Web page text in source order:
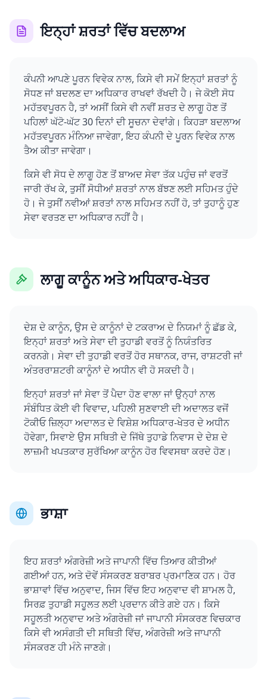
ਇਨ੍ਹਾਂ ਸ਼ਰਤਾਂ ਵਿੱਚ ਬਦਲਾਅ
ਕੰਪਨੀ ਆਪਣੇ ਪੂਰਨ ਵਿਵੇਕ ਨਾਲ, ਕਿਸੇ ਵੀ ਸਮੇਂ ਇਨ੍ਹਾਂ ਸ਼ਰਤਾਂ ਨੂੰ
ਸੋਧਣ ਜਾਂ ਬਦਲਣ ਦਾ ਅਧਿਕਾਰ ਰਾਖਵਾਂ ਰੱਖਦੀ ਹੈ। ਜੇ ਕੋਈ ਸੋਧ
ਮਹੱਤਵਪੂਰਨ ਹੈ, ਤਾਂ ਅਸੀਂ ਕਿਸੇ ਵੀ ਨਵੀਂ ਸ਼ਰਤ ਦੇ ਲਾਗੂ ਹੋਣ ਤੋਂ
ਪਹਿਲਾਂ ਘੱਟੋ-ਘੱਟ 30 ਦਿਨਾਂ ਦੀ ਸੂਚਨਾ ਦੇਵਾਂਗੇ। ਕਿਹੜਾ ਬਦਲਾਅ
ਮਹੱਤਵਪੂਰਨ ਮੰਨਿਆ ਜਾਵੇਗਾ, ਇਹ ਕੰਪਨੀ ਦੇ ਪੂਰਨ ਵਿਵੇਕ ਨਾਲ
ਤੈਅ ਕੀਤਾ ਜਾਵੇਗਾ।
ਕਿਸੇ ਵੀ ਸੋਧ ਦੇ ਲਾਗੂ ਹੋਣ ਤੋਂ ਬਾਅਦ ਸੇਵਾ ਤੱਕ ਪਹੁੰਚ ਜਾਂ ਵਰਤੋਂ
ਜਾਰੀ ਰੱਖ ਕੇ, ਤੁਸੀਂ ਸੋਧੀਆਂ ਸ਼ਰਤਾਂ ਨਾਲ ਬੱਝਣ ਲਈ ਸਹਿਮਤ ਹੁੰਦੇ
ਹੋ। ਜੇ ਤੁਸੀਂ ਨਵੀਆਂ ਸ਼ਰਤਾਂ ਨਾਲ ਸਹਿਮਤ ਨਹੀਂ ਹੋ, ਤਾਂ ਤੁਹਾਨੂੰ ਹੁਣ
ਸੇਵਾ ਵਰਤਣ ਦਾ ਅਧਿਕਾਰ ਨਹੀਂ ਹੈ।
ਲਾਗੂ ਕਾਨੂੰਨ ਅਤੇ ਅਧਿਕਾਰ-ਖੇਤਰ
ਦੇਸ਼ ਦੇ ਕਾਨੂੰਨ, ਉਸ ਦੇ ਕਾਨੂੰਨਾਂ ਦੇ ਟਕਰਾਅ ਦੇ ਨਿਯਮਾਂ ਨੂੰ ਛੱਡ ਕੇ,
ਇਨ੍ਹਾਂ ਸ਼ਰਤਾਂ ਅਤੇ ਸੇਵਾ ਦੀ ਤੁਹਾਡੀ ਵਰਤੋਂ ਨੂੰ ਨਿਯੰਤਰਿਤ
ਕਰਨਗੇ। ਸੇਵਾ ਦੀ ਤੁਹਾਡੀ ਵਰਤੋਂ ਹੋਰ ਸਥਾਨਕ, ਰਾਜ, ਰਾਸ਼ਟਰੀ ਜਾਂ
ਅੰਤਰਰਾਸ਼ਟਰੀ ਕਾਨੂੰਨਾਂ ਦੇ ਅਧੀਨ ਵੀ ਹੋ ਸਕਦੀ ਹੈ।
ਇਨ੍ਹਾਂ ਸ਼ਰਤਾਂ ਜਾਂ ਸੇਵਾ ਤੋਂ ਪੈਦਾ ਹੋਣ ਵਾਲਾ ਜਾਂ ਉਨ੍ਹਾਂ ਨਾਲ
ਸੰਬੰਧਿਤ ਕੋਈ ਵੀ ਵਿਵਾਦ, ਪਹਿਲੀ ਸੁਣਵਾਈ ਦੀ ਅਦਾਲਤ ਵਜੋਂ
ਟੋਕੀਓ ਜ਼ਿਲ੍ਹਾ ਅਦਾਲਤ ਦੇ ਵਿਸ਼ੇਸ਼ ਅਧਿਕਾਰ-ਖੇਤਰ ਦੇ ਅਧੀਨ
ਹੋਵੇਗਾ, ਸਿਵਾਏ ਉਸ ਸਥਿਤੀ ਦੇ ਜਿੱਥੇ ਤੁਹਾਡੇ ਨਿਵਾਸ ਦੇ ਦੇਸ਼ ਦੇ
ਲਾਜ਼ਮੀ ਖਪਤਕਾਰ ਸੁਰੱਖਿਆ ਕਾਨੂੰਨ ਹੋਰ ਵਿਵਸਥਾ ਕਰਦੇ ਹੋਣ।
ਭਾਸ਼ਾ
ਇਹ ਸ਼ਰਤਾਂ ਅੰਗਰੇਜ਼ੀ ਅਤੇ ਜਾਪਾਨੀ ਵਿੱਚ ਤਿਆਰ ਕੀਤੀਆਂ
ਗਈਆਂ ਹਨ, ਅਤੇ ਦੋਵੇਂ ਸੰਸਕਰਣ ਬਰਾਬਰ ਪ੍ਰਮਾਣਿਕ ਹਨ। ਹੋਰ
ਭਾਸ਼ਾਵਾਂ ਵਿੱਚ ਅਨੁਵਾਦ, ਜਿਸ ਵਿੱਚ ਇਹ ਅਨੁਵਾਦ ਵੀ ਸ਼ਾਮਲ ਹੈ,
ਸਿਰਫ਼ ਤੁਹਾਡੀ ਸਹੂਲਤ ਲਈ ਪ੍ਰਦਾਨ ਕੀਤੇ ਗਏ ਹਨ। ਕਿਸੇ
ਸਹੂਲਤੀ ਅਨੁਵਾਦ ਅਤੇ ਅੰਗਰੇਜ਼ੀ ਜਾਂ ਜਾਪਾਨੀ ਸੰਸਕਰਣ ਵਿਚਕਾਰ
ਕਿਸੇ ਵੀ ਅਸੰਗਤੀ ਦੀ ਸਥਿਤੀ ਵਿੱਚ, ਅੰਗਰੇਜ਼ੀ ਅਤੇ ਜਾਪਾਨੀ
ਸੰਸਕਰਣ ਹੀ ਮੰਨੇ ਜਾਣਗੇ।